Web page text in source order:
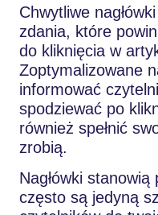
Chwytliwe
zdania, które
do kliknięcia w
Zoptymalizowane
informować
spodziewać po
również spełnić
zrobią.
Nagłówki
często są jedyną